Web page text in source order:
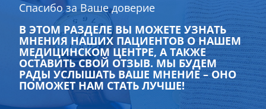
Спасибо за Ваше доверие
В ЭТОМ РАЗДЕЛЕ ВЫ МОЖЕТЕ УЗНАТЬ
МНЕНИЯ НАШИХ ПАЦИЕНТОВ О НАШЕМ
МЕДИЦИНСКОМ ЦЕНТРЕ, А ТАКЖЕ
ОСТАВИТЬ СВОЙ ОТЗЫВ. МЫ БУДЕМ
РАДЫ УСЛЫШАТЬ ВАШЕ МНЕНИЕ – ОНО
ПОМОЖЕТ НАМ СТАТЬ ЛУЧШЕ!